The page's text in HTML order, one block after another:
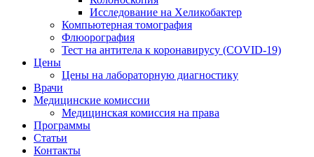
Исследование на Хеликобактер
Компьютерная томография
Флюорография
Тест на антитела к коронавирусу (COVID-19)
Цены
Цены на лабораторную диагностику
Врачи
Медицинские комиссии
Медицинская комиссия на права
Программы
Статьи
Контакты